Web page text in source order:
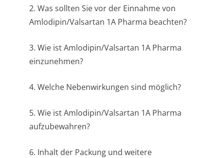
2. Was sollten Sie vor der Einnahme von
Amlodipin/Valsartan 1A Pharma beachten?
3. Wie ist Amlodipin/Valsartan 1A Pharma
einzunehmen?
4. Welche Nebenwirkungen sind möglich?
5. Wie ist Amlodipin/Valsartan 1A Pharma
aufzubewahren?
6. Inhalt der Packung und weitere